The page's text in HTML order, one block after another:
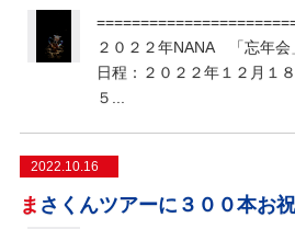
２０２２年NANA 「忘年会
日程：２０２２年１２月１
５...
2022.10.16
まさくんツアーに３００本お祝いに今日も